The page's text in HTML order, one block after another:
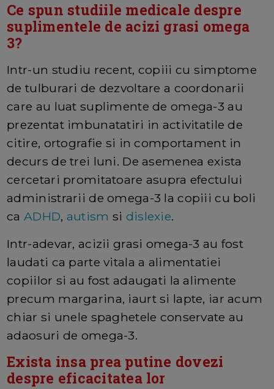
Ce spun studiile medicale despre
suplimentele de acizi grasi omega
3?
Intr-un studiu recent, copiii cu simptome
de tulburari de dezvoltare a coordonarii
care au luat suplimente de omega-3 au
prezentat imbunatatiri in activitatile de
citire, ortografie si in comportament in
decurs de trei luni. De asemenea exista
cercetari promitatoare asupra efectului
administrarii de omega-3 la copiii cu boli
caADHD, autism si dislexie.
Intr-adevar, acizii grasi omega-3 au fost
laudati ca parte vitala a alimentatiei
copiilor si au fost adaugati la alimente
precum margarina, iaurt si lapte, iar acum
chiar si unele spaghetele conservate au
adaosuri de omega-3.
Exista insa prea putine dovezi
despre eficacitatea lor